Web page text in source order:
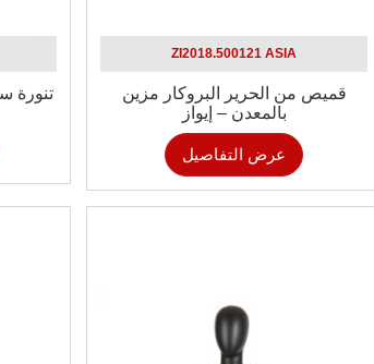
ZI2018.500121 ASIA
قميص من الحرير البروكار مزين
بالمعدن – إيواز
عرض التفاصيل
تنورة